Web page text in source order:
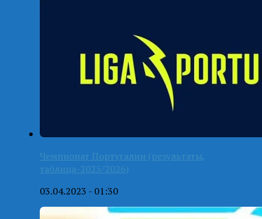
Чемпионат Португалии (результаты,
таблица-2025/2026)
03.04.2023 - 01:30